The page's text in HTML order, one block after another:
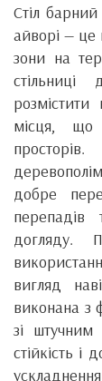
Стіл
айворі — це
зони на
місця, що
добре
перепадів
догляду.
вигляд
виконана з
зі штучним
стійкість і